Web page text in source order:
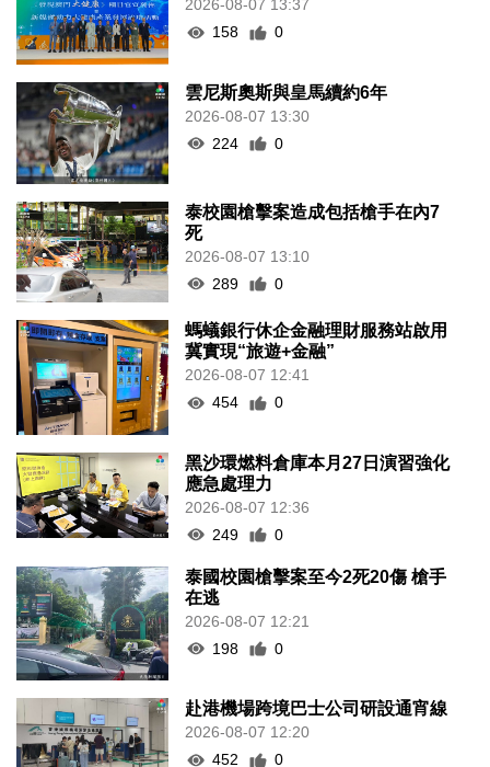
2026-08-07 13:37
158
0
雲尼斯奧斯與皇馬續約6年
2026-08-07 13:30
224
0
泰校園槍擊案造成包括槍手在內7
死
2026-08-07 13:10
289
0
螞蟻銀行休企金融理財服務站啟用
冀實現“旅遊+金融”
2026-08-07 12:41
454
0
黑沙環燃料倉庫本月27日演習強化
應急處理力
2026-08-07 12:36
249
0
泰國校園槍擊案至今2死20傷 槍手
在逃
2026-08-07 12:21
198
0
赴港機場跨境巴士公司研設通宵線
2026-08-07 12:20
452
0